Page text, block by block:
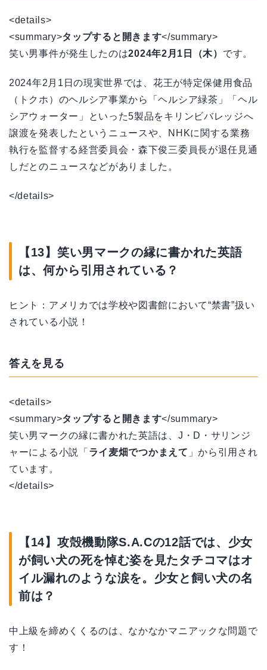
<details>
<summary>タップすると開きます</summary>
笑い男事件が発生したのは2024年2月1日（木） です。
2024年2月1日の現実世界では、花王が特定保健用食品
（トクホ）のヘルシア事業から「ヘルシア緑茶」「ヘル
シアウォーター」といった5製品をキリンビバレッジへ
譲渡を発表したというニュースや、NHKに関する業務
執行を監督する経営委員会・森下俊三委員長が退任見通
しだとのニュースなどがありました。
</details>
【13】笑い男マークの縁に書かれた英語
は、何から引用されている？
ヒント：アメリカでは学校や図書館において“禁書”扱い
されている小説！
答えを見る
<details>
<summary>タップすると開きます</summary>
笑い男マークの縁に書かれた英語は、J・D・サリンジ
ャーによる小説「 ライ麦畑でつかまえて 」から引用され
ています。
</details>
【14】攻殻機動隊S.A.Cの12話では、少女
が飼い犬の死を悼む姿を見たタチコマはオ
イル漏れのような涙を。少女と飼い犬の名
前は？
中上級を締めくくるのは、なかなかマニアックな問題で
す！